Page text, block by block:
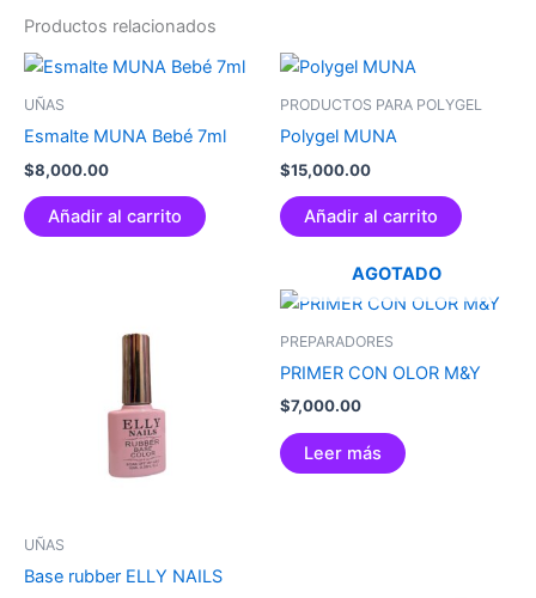
Productos relacionados
UÑAS
Esmalte MUNA Bebé 7ml
$8,000.00
Añadir al carrito
PRODUCTOS PARA POLYGEL
Polygel MUNA
$15,000.00
Añadir al carrito
UÑAS
Base rubber ELLY NAILS
AGOTADO
PREPARADORES
PRIMER CON OLOR M&Y
$7,000.00
Leer más